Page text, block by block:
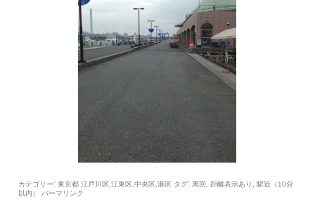
カテゴリー:東京都 江戸川区,江東区,中央区,港区 タグ: 周回 ,距離表示あり ,駅近（10分
以内）
パーマリンク